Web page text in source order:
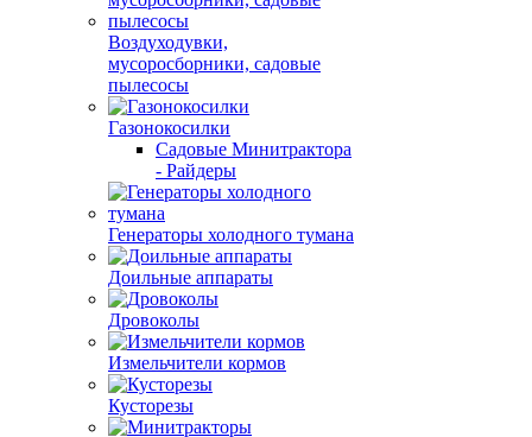
Воздуходувки,
мусоросборники, cадовые
пылесосы
Газонокосилки
Садовые Минитрактора
- Райдеры
Генераторы холодного тумана
Доильные аппараты
Дровоколы
Измельчители кормов
Кусторезы